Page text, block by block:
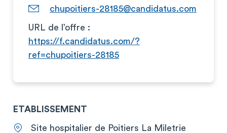
chupoitiers-28185@candidatus.com
URL de l’offre :
https://f.candidatus.com/?
ref=chupoitiers-28185
ETABLISSEMENT
Site hospitalier de Poitiers La Miletrie